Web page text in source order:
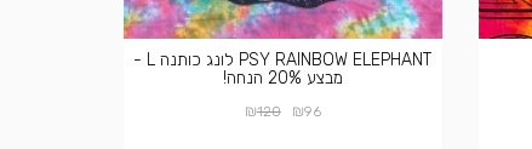
PSY RAINBOW ELEPHANT לונג כותנה L -
מבצע 20% הנחה!
₪96
₪120